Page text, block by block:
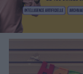
VIE NUMÉRIQUE
NUMÉRIQUE